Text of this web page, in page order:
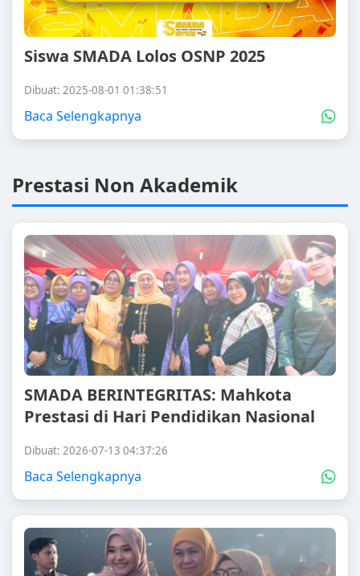
Siswa SMADA Lolos OSNP 2025
Dibuat: 2025-08-01 01:38:51
Baca Selengkapnya
Prestasi Non Akademik
SMADA BERINTEGRITAS: Mahkota
Prestasi di Hari Pendidikan Nasional
Dibuat: 2026-07-13 04:37:26
Baca Selengkapnya